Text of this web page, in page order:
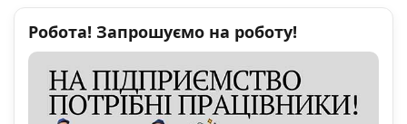
Робота! Запрошуємо на роботу!